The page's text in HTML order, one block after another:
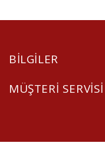
BILGILER
MÜŞTERI SERVISI